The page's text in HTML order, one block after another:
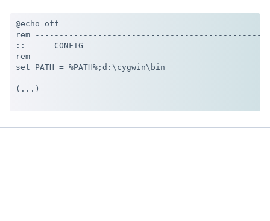
@echo off
rem
::	CONFIG
rem
set PATH = %PATH%;d:\cygwin\bin
(...)